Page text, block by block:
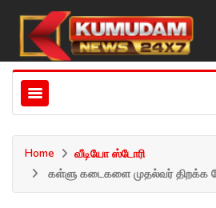
Home
வீடியோ ஸ்டோரி
கள்ளு கடைகளை முதல்வர் திறக்க